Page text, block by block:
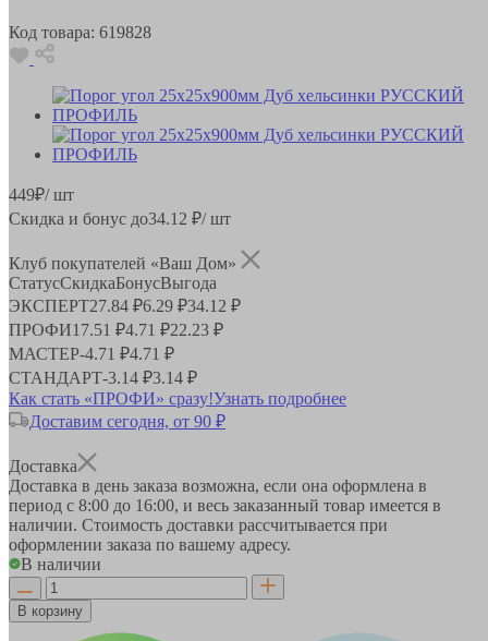
Код товара: 619828
449₽/ шт
Скидка и бонус до34.12 ₽/ шт
Клуб покупателей «Ваш Дом»
СтатусСкидкаБонусВыгода
ЭКСПЕРТ27.84 ₽6.29 ₽34.12 ₽
ПРОФИ17.51 ₽4.71 ₽22.23 ₽
МАСТЕР-4.71 ₽4.71 ₽
СТАНДАРТ-3.14 ₽3.14 ₽
Как стать «ПРОФИ» сразу!Узнать подробнее
Доставим сегодня, от 90 ₽
Доставка
Доставка в день заказа возможна, если она оформлена в
период с 8:00 до 16:00, и весь заказанный товар имеется в
наличии. Стоимость доставки рассчитывается при
оформлении заказа по вашему адресу.
В наличии
В корзину